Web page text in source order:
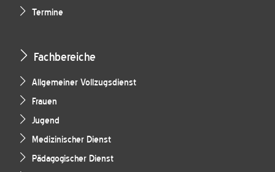
Termine
Fachbereiche
Allgemeiner Vollzugsdienst
Frauen
Jugend
Medizinischer Dienst
Pädagogischer Dienst